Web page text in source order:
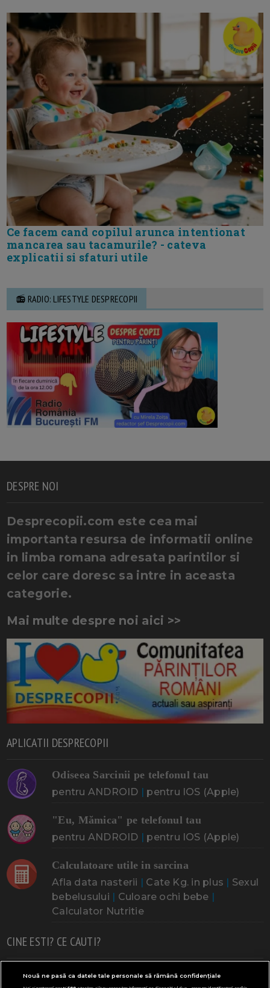
Ce facem cand copilul arunca intentionat
mancarea sau tacamurile? - cateva
explicatii si sfaturi utile
📻 RADIO: LIFESTYLE DESPRECOPII
DESPRE NOI
Desprecopii.com este cea mai
importanta resursa de informatii online
in limba romana adresata parintilor si
celor care doresc sa intre in aceasta
categorie.
Mai multe despre noi aici >>
APLICATII DESPRECOPII
Odiseea Sarcinii pe telefonul tau
pentru ANDROID | pentru IOS (Apple)
"Eu, Mămica" pe telefonul tau
pentru ANDROID | pentru IOS (Apple)
Calculatoare utile in sarcina
Afla data nasterii | Cate Kg. in plus | Sexul
bebelusului | Culoare ochi bebe |
Calculator Nutritie
CINE ESTI? CE CAUTI?
Doresc un copil Adoptia Probleme cu sarcina
Nouă ne pasă ca datele tale personale să rămână confidențiale